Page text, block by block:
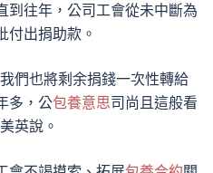
到往年，公司工會從未中斷為
付出捐助款。
們也將剩余捐錢一次性轉給
多，公包養意思司尚且這般看
英說。